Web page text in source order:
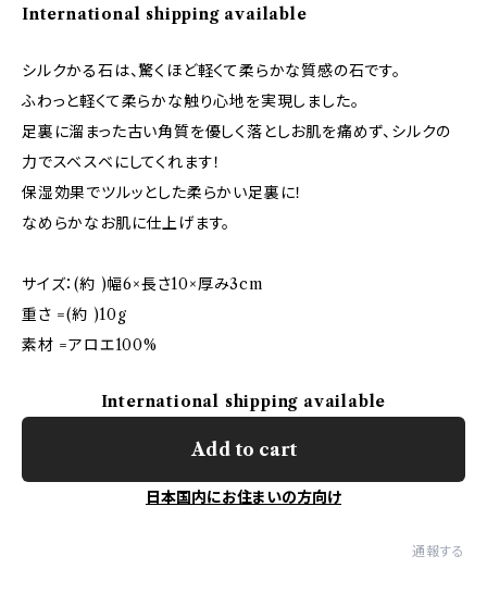
International shipping available
シルクかる石は、驚くほど軽くて柔らかな質感の石です。
ふわっと軽くて柔らかな触り心地を実現しました。
足裏に溜まった古い角質を優しく落としお肌を痛めず、シルクの
力でスベスベにしてくれます！
保湿効果でツルッとした柔らかい足裏に！
なめらかなお肌に仕上げます。
サイズ：(約 )幅6×長さ10×厚み3cm
重さ =(約 )10g
素材 =アロエ100%
International shipping available
Add to cart
日本国内にお住まいの方向け
通報する